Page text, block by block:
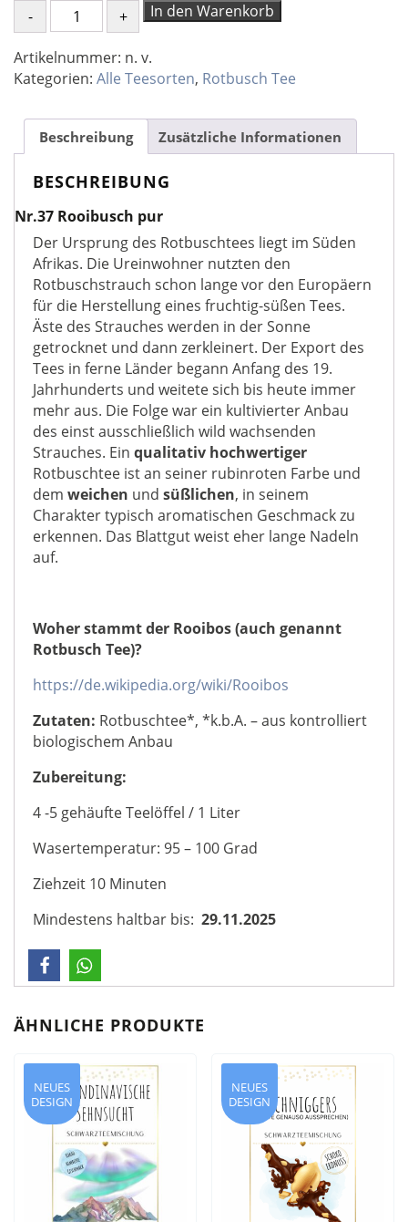
Rooibos
pur
Menge
In den Warenkorb
Artikelnummer: n. v.
Kategorien: Alle Teesorten, Rotbusch Tee
Beschreibung Zusätzliche Informationen
BESCHREIBUNG
Nr.37 Rooibusch pur
Der Ursprung des Rotbuschtees liegt im Süden
Afrikas. Die Ureinwohner nutzten den
Rotbuschstrauch schon lange vor den Europäern
für die Herstellung eines fruchtig-süßen Tees.
Äste des Strauches werden in der Sonne
getrocknet und dann zerkleinert. Der Export des
Tees in ferne Länder begann Anfang des 19.
Jahrhunderts und weitete sich bis heute immer
mehr aus. Die Folge war ein kultivierter Anbau
des einst ausschließlich wild wachsenden
Strauches. Ein qualitativ hochwertiger
Rotbuschtee ist an seiner rubinroten Farbe und
dem weichen und süßlichen, in seinem
Charakter typisch aromatischen Geschmack zu
erkennen. Das Blattgut weist eher lange Nadeln
auf.
Woher stammt der Rooibos (auch genannt
Rotbusch Tee)?
https://de.wikipedia.org/wiki/Rooibos
Zutaten: Rotbuschtee*, *k.b.A. – aus kontrolliert
biologischem Anbau
Zubereitung:
4 -5 gehäufte Teelöffel / 1 Liter
Wasertemperatur: 95 – 100 Grad
Ziehzeit 10 Minuten
Mindestens haltbar bis: 29.11.2025
ÄHNLICHE PRODUKTE
NEUES
DESIGN
NEUES
DESIGN